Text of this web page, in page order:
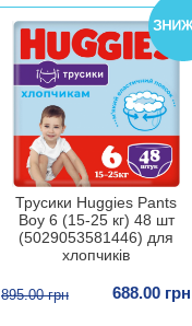
Трусики Huggies Pants
Boy 6 (15-25 кг) 48 шт
(5029053581446) для
хлопчиків
895.00 грн 688.00 грн